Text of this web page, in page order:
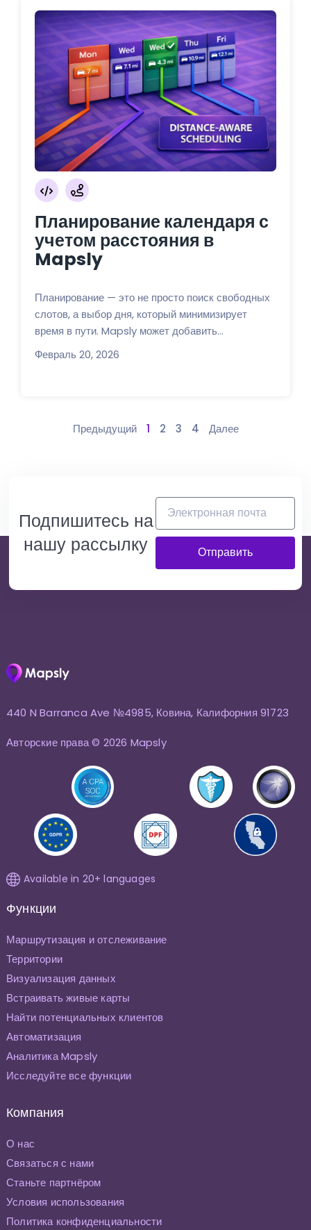
Планирование календаря с
учетом расстояния в
Mapsly
Планирование — это не просто поиск свободных
слотов, а выбор дня, который минимизирует
время в пути. Mapsly может добавить...
Февраль 20, 2026
Предыдущий 1 2 3 4 Далее
Подпишитесь на
нашу рассылку
Отправить
440 N Barranca Ave №4985, Ковина, Калифорния 91723
Авторские права © 2026 Mapsly
Available in 20+ languages
Функции
Маршрутизация и отслеживание
Территории
Визуализация данных
Встраивать живые карты
Найти потенциальных клиентов
Автоматизация
Аналитика Mapsly
Исследуйте все функции
Компания
О нас
Связаться с нами
Станьте партнёром
Условия использования
Политика конфиденциальности